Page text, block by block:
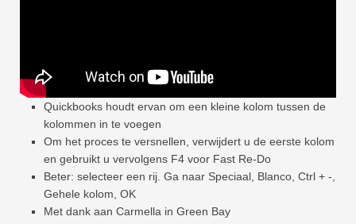
Quickbooks houdt ervan om een ​​kleine kolom tussen de
kolommen in te voegen
Om het proces te versnellen, verwijdert u de eerste kolom
en gebruikt u vervolgens F4 voor Fast Re-Do
Beter: selecteer een rij. Ga naar Speciaal, Blanco, Ctrl + -,
Gehele kolom, OK
Met dank aan Carmella in Green Bay